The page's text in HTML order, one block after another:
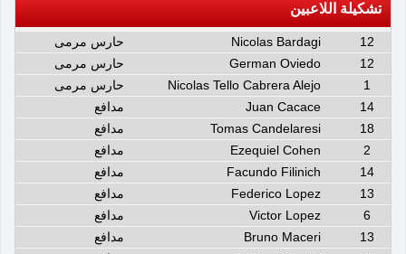
تشكيلة اللاعبين
12
Nicolas Bardagi
حارس مرمى
12
German Oviedo
حارس مرمى
1
Nicolas Tello Cabrera Alejo
حارس مرمى
14
Juan Cacace
مدافع
18
Tomas Candelaresi
مدافع
2
Ezequiel Cohen
مدافع
14
Facundo Filinich
مدافع
13
Federico Lopez
مدافع
6
Victor Lopez
مدافع
13
Bruno Maceri
مدافع